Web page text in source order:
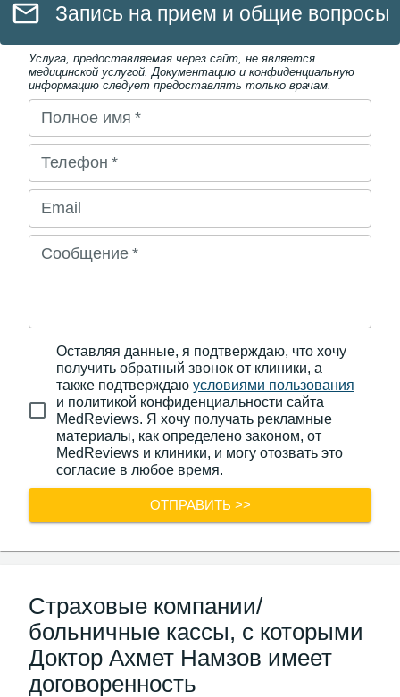
Запись на прием и общие вопросы
Услуга, предоставляемая через сайт, не является
медицинской услугой. Документацию и конфиденциальную
информацию следует предоставлять только врачам.
Полное имя *
Телефон *
Email
Сообщение*
Оставляя данные, я подтверждаю, что хочу
получить обратный звонок от клиники, а
также подтверждаю условиями пользования
и политикой конфиденциальности сайта
MedReviews. Я хочу получать рекламные
материалы, как определено законом, от
MedReviews и клиники, и могу отозвать это
согласие в любое время.
ОТПРАВИТЬ >>
Страховые компании/
больничные кассы, с которыми
Доктор Ахмет Намзов имеет
договоренность